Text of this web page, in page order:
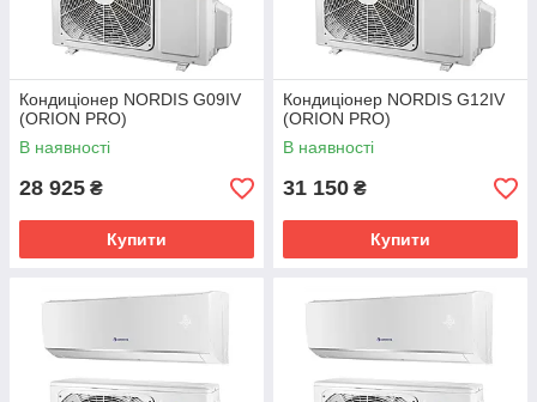
Кондиціонер NORDIS G09IV
(ORION PRO)
В наявності
28 925 ₴
Купити
Кондиціонер NORDIS G12IV
(ORION PRO)
В наявності
31 150 ₴
Купити